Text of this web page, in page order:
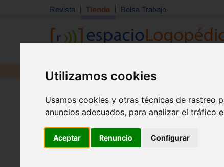
Utilizamos cookies
Usamos cookies y otras técnicas de rastreo
anuncios adecuados, para analizar el tráfico
Aceptar Renuncio Configurar
Revista Tienda Bolsa Trabajo
Revista Libros Material